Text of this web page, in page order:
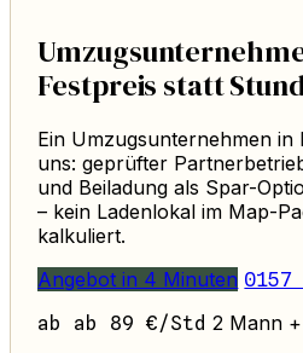
Festpreis statt
Ein Umzugsunternehmen in
uns: geprüfter
und Beiladung als Spar-
– kein Ladenlokal im Map-
kalkuliert.
Angebot in 4 Minuten 0157
ab ab 89 €/Std 2 Mann